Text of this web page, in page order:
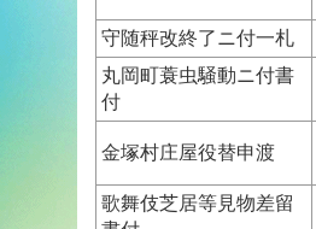
守随秤改終了ニ付一札
丸岡町蓑虫騒動ニ付書
付
金塚村庄屋役替申渡
歌舞伎芝居等見物差留